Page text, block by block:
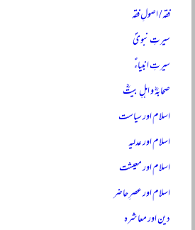
فقہ / اصولِ فقہ
سیرتِ نبویؐ
سیرتِ انبیاءؑ
صحابہؓ و اہلِ بیتؓ
اسلام اور سیاست
اسلام اور عدلیہ
اسلام اور معیشت
اسلام اور عصرِ حاضر
دین اور معاشرہ